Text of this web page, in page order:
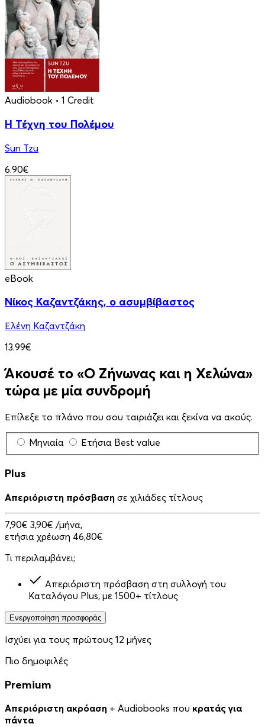
Audiobook • 1 Credit
Η Τέχνη του Πολέμου
Sun Tzu
6.90€
eBook
Νίκος Καζαντζάκης, ο ασυμβίβαστος
Ελένη Καζαντζάκη
13.99€
Άκουσέ το «Ο Ζήνωνας και η Χελώνα»
τώρα με μία συνδρομή
Επίλεξε το πλάνο που σου ταιριάζει και ξεκίνα να ακούς.
Μηνιαία Ετήσια Best value
Plus
Απεριόριστη πρόσβαση σε χιλιάδες τίτλους
7,90€ 3,90€ /μήνα,
ετήσια χρέωση 46,80€
Τι περιλαμβάνει;
Απεριόριστη πρόσβαση στη συλλογή του
Καταλόγου Plus, με 1500+ τίτλους
Ενεργοποίηση προσφοράς
Ισχύει για τους πρώτους 12 μήνες
Πιο δημοφιλές
Premium
Απεριόριστη ακρόαση + Audiobooks που κρατάς για
πάντα